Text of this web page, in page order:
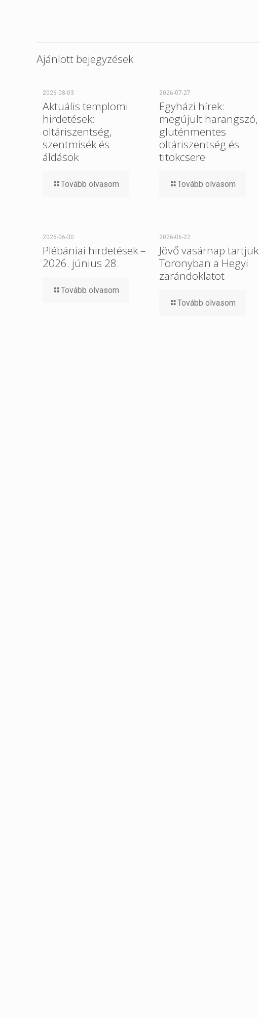
Ajánlott bejegyzések
2026-08-03
Aktuális templomi
hirdetések:
oltáriszentség,
szentmisék és
áldások
Tovább olvasom
2026-07-27
Egyházi hírek:
megújult harangszó,
gluténmentes
oltáriszentség és
titokcsere
Tovább olvasom
2026-06-30
Plébániai hirdetések –
2026. június 28.
Tovább olvasom
2026-06-22
Jövő vasárnap tartjuk
Toronyban a Hegyi
zarándoklatot
Tovább olvasom